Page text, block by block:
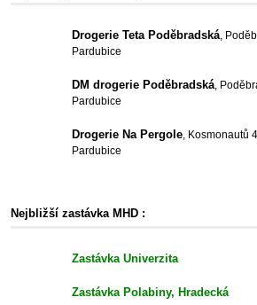
Drogerie Teta Poděbradská,
Pardubice
DM drogerie Poděbradská,
Pardubice
Drogerie Na Pergole, Kosmonautů
Pardubice
Nejbližší zastávka MHD :
Zastávka Univerzita
Zastávka Polabiny, Hradecká